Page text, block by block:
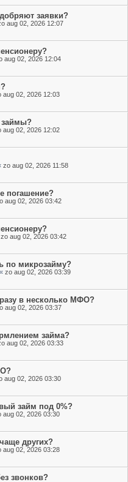
заявки?
aug 02, 2026 12:07
aug 02, 2026 12:04
aug 02, 2026 12:03
займы?
aug 02, 2026 12:02
zo aug 02, 2026 11:58
погашение?
aug 02, 2026 03:42
zo aug 02, 2026 03:42
по микрозайму?
« zo aug 02, 2026 03:39
в несколько МФО?
aug 02, 2026 03:37
займа?
aug 02, 2026 03:33
aug 02, 2026 03:30
займ под 0%?
aug 02, 2026 03:30
других?
aug 02, 2026 03:28
звонков?